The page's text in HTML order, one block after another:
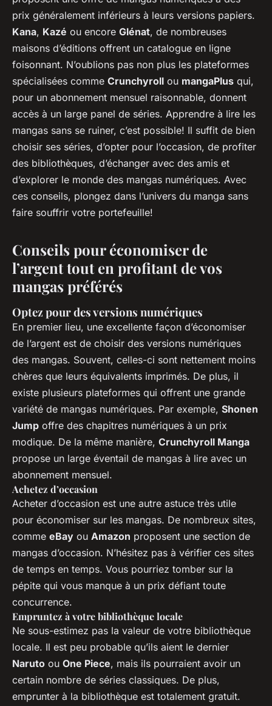
prix généralement inférieurs à leurs versions papiers.
Kana, Kazé ou encore Glénat, de nombreuses
maisons d’éditions offrent un catalogue en ligne
foisonnant. N’oublions pas non plus les plateformes
spécialisées comme Crunchyroll ou mangaPlus qui,
pour un abonnement mensuel raisonnable, donnent
accès à un large panel de séries. Apprendre à lire les
mangas sans se ruiner, c’est possible! Il suffit de bien
choisir ses séries, d’opter pour l’occasion, de profiter
des bibliothèques, d’échanger avec des amis et
d’explorer le monde des mangas numériques. Avec
ces conseils, plongez dans l’univers du manga sans
faire souffrir votre portefeuille!
Conseils pour économiser de
l’argent tout en profitant de vos
mangas préférés
Optez pour des versions numériques
En premier lieu, une excellente façon d’économiser
de l’argent est de choisir des versions numériques
des mangas. Souvent, celles-ci sont nettement moins
chères que leurs équivalents imprimés. De plus, il
existe plusieurs plateformes qui offrent une grande
variété de mangas numériques. Par exemple, Shonen
Jump offre des chapitres numériques à un prix
modique. De la même manière, Crunchyroll Manga
propose un large éventail de mangas à lire avec un
abonnement mensuel.
Achetez d’occasion
Acheter d’occasion est une autre astuce très utile
pour économiser sur les mangas. De nombreux sites,
comme eBay ou Amazon proposent une section de
mangas d’occasion. N’hésitez pas à vérifier ces sites
de temps en temps. Vous pourriez tomber sur la
pépite qui vous manque à un prix défiant toute
concurrence.
Empruntez à votre bibliothèque locale
Ne sous-estimez pas la valeur de votre bibliothèque
locale. Il est peu probable qu’ils aient le dernier
Naruto ou One Piece, mais ils pourraient avoir un
certain nombre de séries classiques. De plus,
emprunter à la bibliothèque est totalement gratuit.